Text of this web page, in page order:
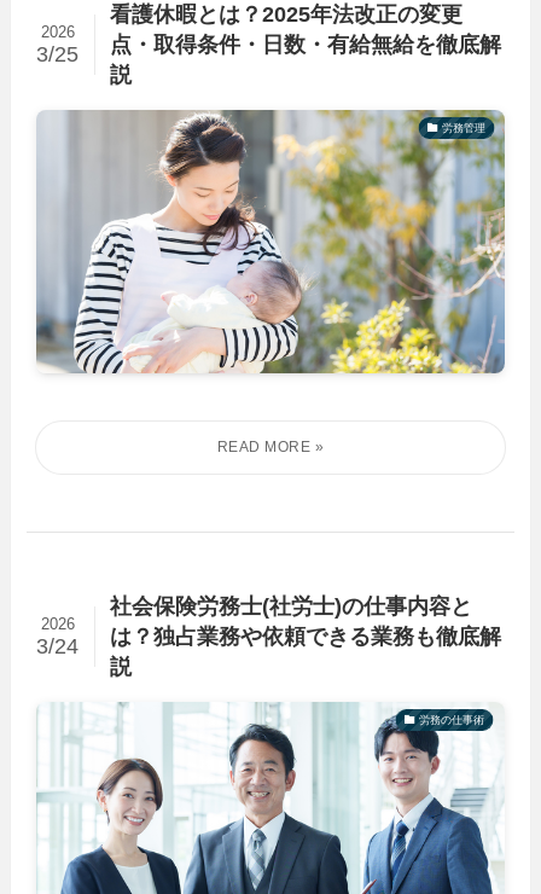
看護休暇とは？2025年法改正の変更
点・取得条件・日数・有給無給を徹底解
説
2026
3/25
労務管理
社会保険労務士(社労士)の仕事内容と
は？独占業務や依頼できる業務も徹底解
説
2026
3/24
労務の仕事術